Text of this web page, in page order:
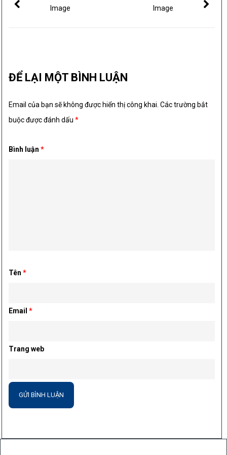
Image
Image
ĐỂ LẠI MỘT BÌNH LUẬN
Email của bạn sẽ không được hiển thị công khai. Các trường bắt
buộc được đánh dấu*
Bình luận*
Tên*
Email*
Trang web